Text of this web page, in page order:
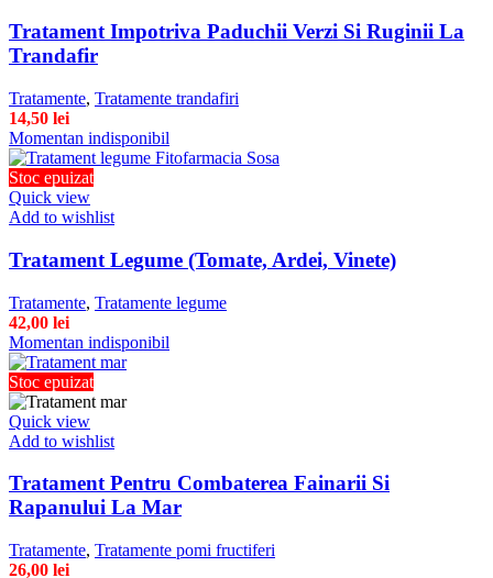
Tratament Impotriva Paduchii Verzi Si Ruginii La
Trandafir
Tratamente, Tratamente trandafiri
14,50 lei
Momentan indisponibil
Stoc epuizat
Quick view
Add to wishlist
Tratament Legume (Tomate, Ardei, Vinete)
Tratamente, Tratamente legume
42,00 lei
Momentan indisponibil
Stoc epuizat
Quick view
Add to wishlist
Tratament Pentru Combaterea Fainarii Si
Rapanului La Mar
Tratamente, Tratamente pomi fructiferi
26,00 lei